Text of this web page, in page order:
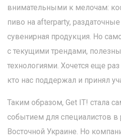
внимательными к мелочам:
пиво на afterparty,
сувенирная продукция. Но
с текущими трендами,
технологиями. Хочется еще
кто нас поддержал и принял
Таким образом, Get IT! стала
событием для специалистов в
Восточной Украине. Но